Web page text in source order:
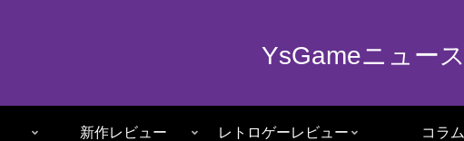
YsGameニュース
新作レビュー レトロゲーレビュー コラム